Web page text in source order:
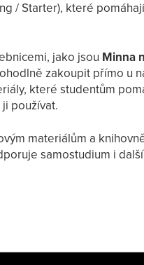
do tajů japonštiny a
/ Starter), které
jako jsou Minna
zakoupit přímo u
které studentům
používat.
materiálům a
samostudium i další